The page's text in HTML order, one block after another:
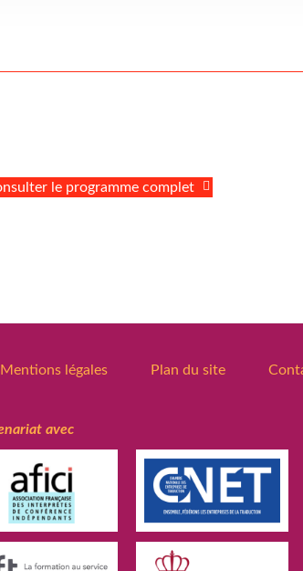
le programme complet
Mentions légales Plan du site
avec